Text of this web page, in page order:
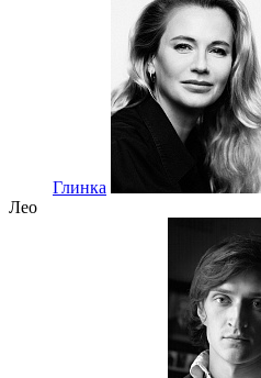
Глинка
Лео